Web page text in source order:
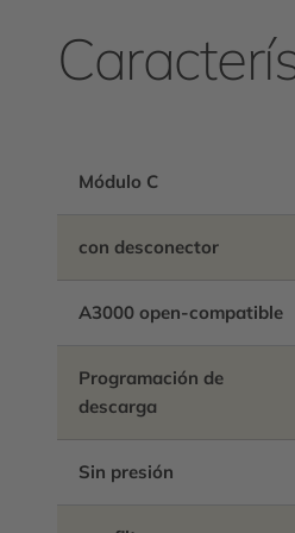
Módulo C
con desconector
A3000 open-compatible
Programación de
descarga
Sin presión